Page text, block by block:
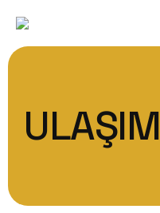
ULAŞIM